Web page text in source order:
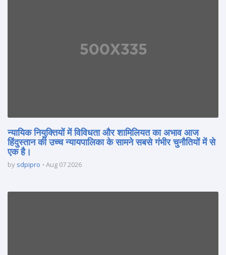
न्यायिक नियुक्तियों में विविधता और शामिलियत का अभाव आज
हिंदुस्तान की उच्च न्यायपालिका के सामने सबसे गंभीर चुनौतियों में से
एक है।
by sdpipro Aug 07 2026